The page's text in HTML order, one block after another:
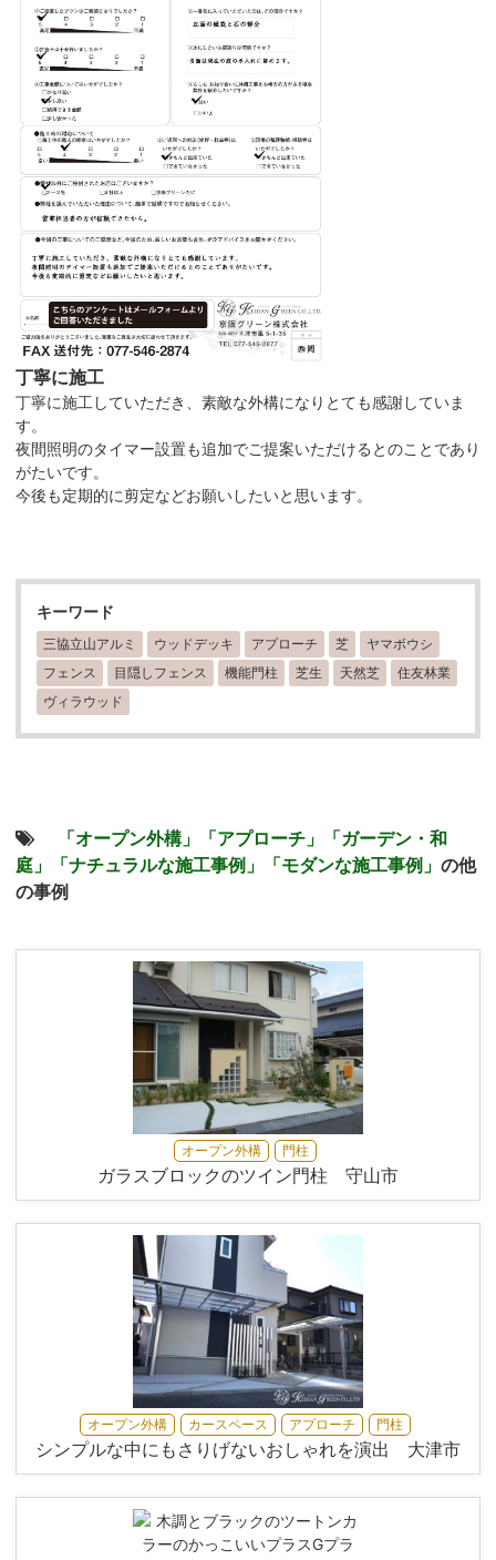
丁寧に施工
丁寧に施工していただき、素敵な外構になりとても感謝していま
す。
夜間照明のタイマー設置も追加でご提案いただけるとのことであり
がたいです。
今後も定期的に剪定などお願いしたいと思います。
キーワード
三協立山アルミ ウッドデッキ アプローチ 芝
ヤマボウシ
フェンス
目隠しフェンス 機能門柱 芝生 天然芝
住友林業
ヴィラウッド
「オープン外構」 「アプローチ」
「ガーデン・和
庭」
「ナチュラルな施工事例」 「モダンな施工事例」 の他
の事例
オープン外構 門柱
ガラスブロックのツイン門柱 守山市
オープン外構 カースペース アプローチ 門柱
シンプルな中にもさりげないおしゃれを演出 大津市